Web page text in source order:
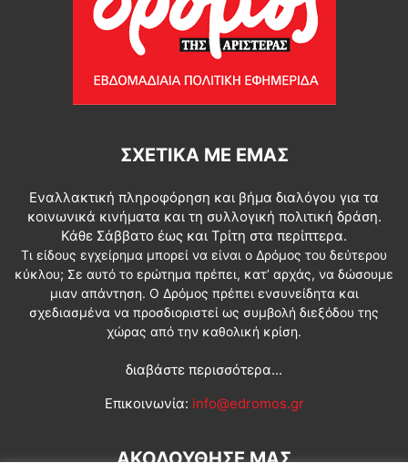
ΣΧΕΤΙΚΆ ΜΕ ΕΜΆΣ
Εναλλακτική πληροφόρηση και βήμα διαλόγου για τα
κοινωνικά κινήματα και τη συλλογική πολιτική δράση.
Κάθε Σάββατο έως και Τρίτη στα περίπτερα.
Τι είδους εγχείρημα μπορεί να είναι ο Δρόμος του δεύτερου
κύκλου; Σε αυτό το ερώτημα πρέπει, κατ’ αρχάς, να δώσουμε
μιαν απάντηση. Ο Δρόμος πρέπει ενσυνείδητα και
σχεδιασμένα να προσδιοριστεί ως συμβολή διεξόδου της
χώρας από την καθολική κρίση.
διαβάστε περισσότερα...
Επικοινωνία: info@edromos.gr
ΑΚΟΛΟΥΘΗΣΕ ΜΑΣ